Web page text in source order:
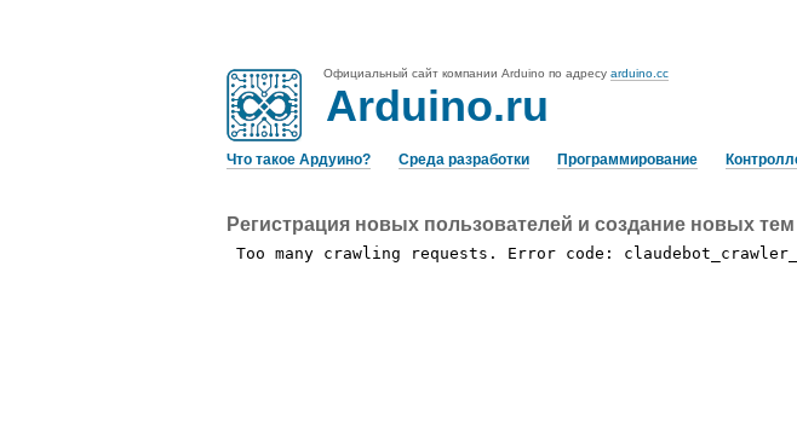
Официальный сайт компании Arduino по адресу arduino.cc
Arduino.ru
Что такое Ардуино? Среда разработки Программирование
Регистрация новых пользователей и создание новых